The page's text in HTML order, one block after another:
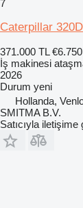
7
Caterpillar
371.000 TL €6.750
İş makinesi
2026
Durum yeni
Hollanda,
SMITMA B.V.
Satıcıyla iletişime